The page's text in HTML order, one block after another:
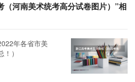
（河南美术统考高分试卷图片）”相
年各省市美
）